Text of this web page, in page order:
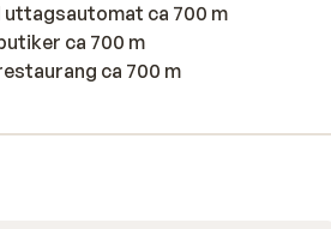
ca 700 m
ca 700 m
ca 700 m